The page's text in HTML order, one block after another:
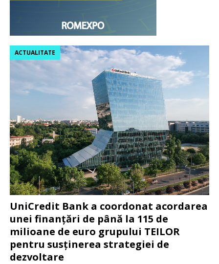
UniCredit Bank a coordonat acordarea
unei finanțări de până la 115 de
milioane de euro grupului TEILOR
pentru susținerea strategiei de
dezvoltare
ACTUALITATE